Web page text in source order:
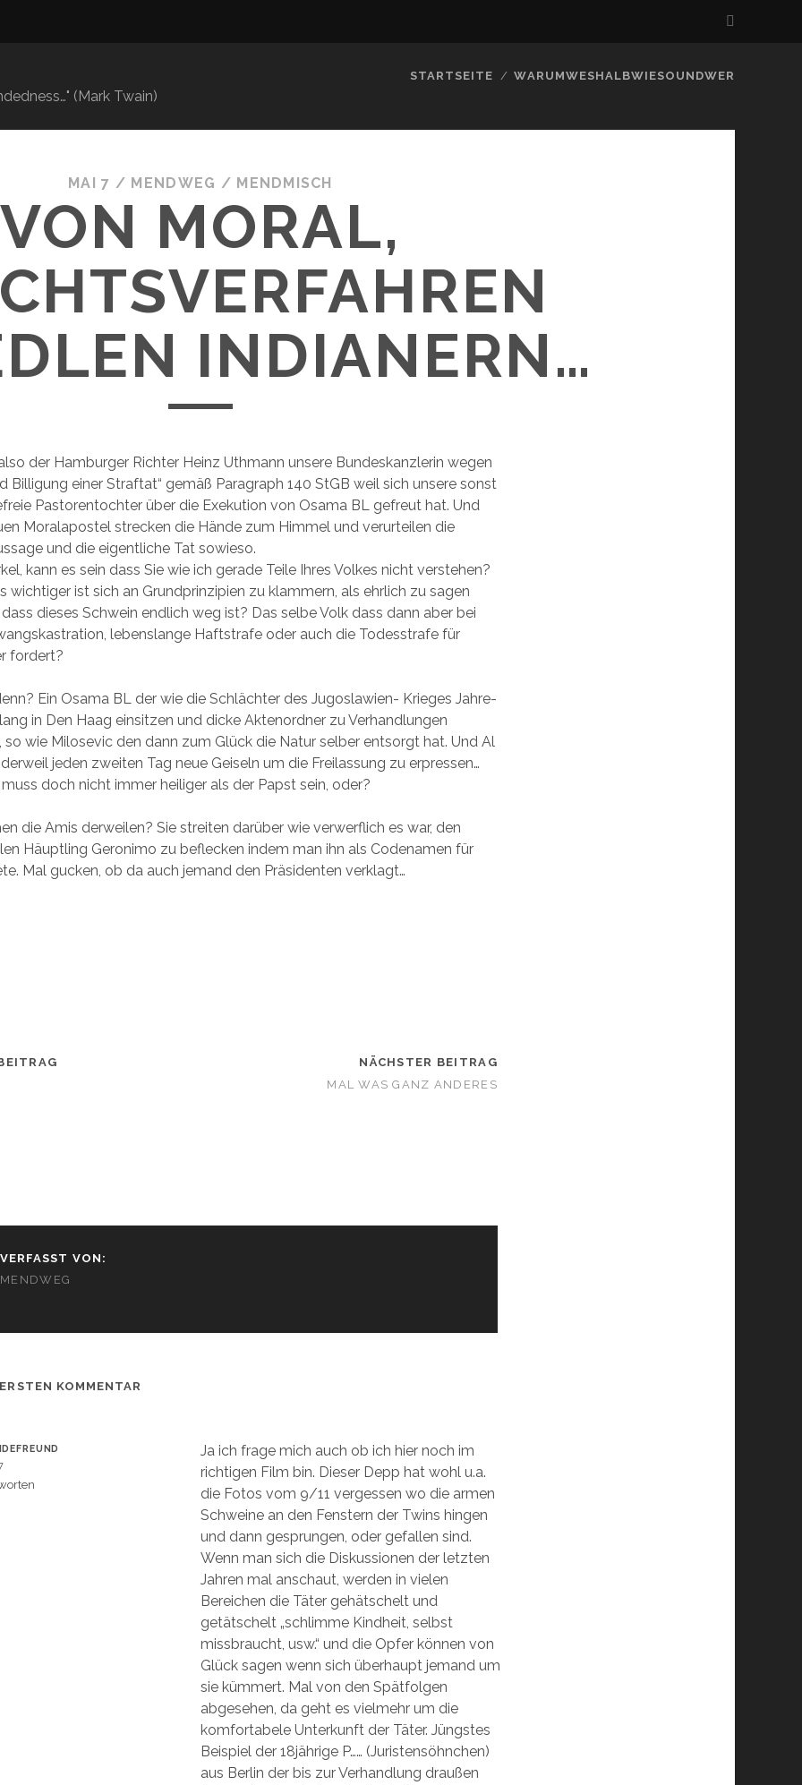
(Mark Twain)
STARTSEITE WARUMWESHALBWIESOUNDWER
MAI 7 / MENDWEG / MENDMISCH
VON MORAL,
INDIANERN…
der Hamburger Richter Heinz Uthmann unsere Bundeskanzlerin wegen
Billigung einer Straftat“ gemäß Paragraph 140 StGB weil sich unsere sonst
Pastorentochter über die Exekution von Osama BL gefreut hat. Und
Moralapostel strecken die Hände zum Himmel und verurteilen die
und die eigentliche Tat sowieso.
kann es sein dass Sie wie ich gerade Teile Ihres Volkes nicht verstehen?
wichtiger ist sich an Grundprinzipien zu klammern, als ehrlich zu sagen
dieses Schwein endlich weg ist? Das selbe Volk dass dann aber bei
lebenslange Haftstrafe oder auch die Todesstrafe für
fordert?
Ein Osama BL der wie die Schlächter des Jugoslawien- Krieges Jahre-
in Den Haag einsitzen und dicke Aktenordner zu Verhandlungen
so wie Milosevic den dann zum Glück die Natur selber entsorgt hat. Und Al
jeden zweiten Tag neue Geiseln um die Freilassung zu erpressen…
doch nicht immer heiliger als der Papst sein, oder?
die Amis derweilen? Sie streiten darüber wie verwerflich es war, den
Häuptling Geronimo zu beflecken indem man ihn als Codenamen für
Mal gucken, ob da auch jemand den Präsidenten verklagt…
NÄCHSTER BEITRAG
MAL WAS GANZ ANDERES
VERFASST VON:
MENDWEG
KOMMENTAR
Ja ich frage mich auch ob ich hier noch im
richtigen Film bin. Dieser Depp hat wohl u.a.
die Fotos vom 9/11 vergessen wo die armen
Schweine an den Fenstern der Twins hingen
und dann gesprungen, oder gefallen sind.
Wenn man sich die Diskussionen der letzten
Jahren mal anschaut, werden in vielen
Bereichen die Täter gehätschelt und
getätschelt „schlimme Kindheit, selbst
missbraucht, usw.“ und die Opfer können von
Glück sagen wenn sich überhaupt jemand um
sie kümmert. Mal von den Spätfolgen
abgesehen, da geht es vielmehr um die
komfortabele Unterkunft der Täter. Jüngstes
Beispiel der 18jährige P…… (Juristensöhnchen)
aus Berlin der bis zur Verhandlung draußen